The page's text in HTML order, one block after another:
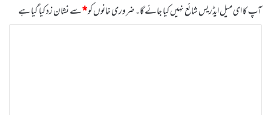
آپ کا ای میل ایڈریس شائع نہیں کیا جائے گا۔ضروری خانوں کو*سے نشان زد کیا گیا ہے